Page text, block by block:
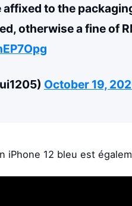
to the
otherwise a fine of
October 19,
iPhone 12 bleu est